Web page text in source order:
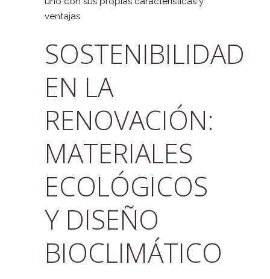
ventajas.
SOSTENIBILIDAD
EN LA
RENOVACIÓN:
MATERIALES
ECOLÓGICOS
Y DISEÑO
BIOCLIMÁTICO